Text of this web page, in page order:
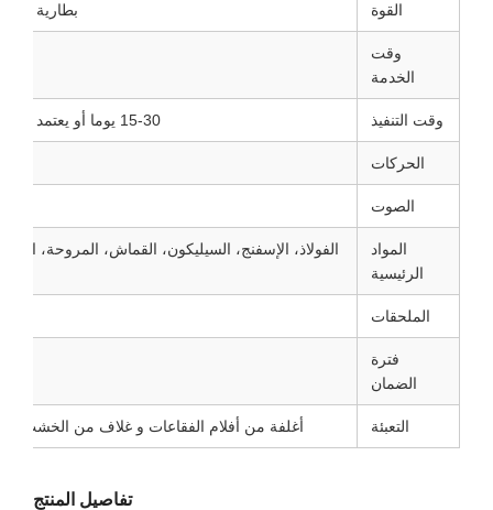
القوة بطارية 12000mAh 12V
وقت
الخدمة
وقت التنفيذ 15-30 يوما أو يعتمد على كمية الطلب
الحركات
الصوت
المواد
الرئيسية
الفولاذ، الإسفنج، السيليكون، القماش، المروحة،
الملحقات
فترة
الضمان
التعبئة أغلفة من أفلام الفقاعات و غلاف من الخشب
تفاصيل المنتج